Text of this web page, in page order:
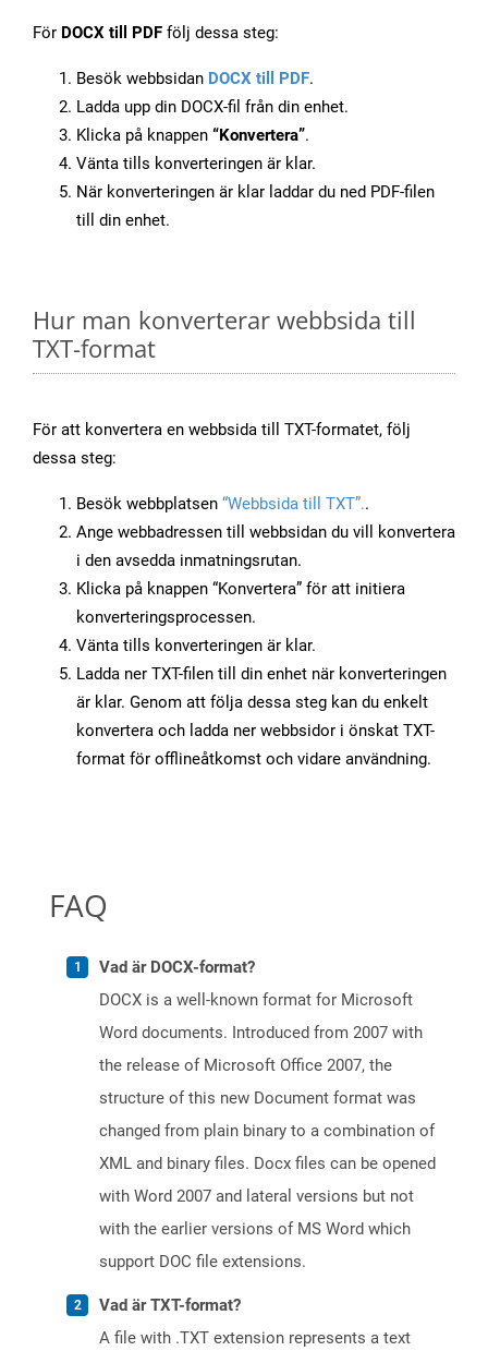
För DOCX till PDF följ dessa steg:
Besök webbsidan DOCX till PDF.
Ladda upp din DOCX-fil från din enhet.
Klicka på knappen “Konvertera”.
Vänta tills konverteringen är klar.
När konverteringen är klar laddar du ned PDF-filen
till din enhet.
Hur man konverterar webbsida till
TXT-format
För att konvertera en webbsida till TXT-formatet, följ
dessa steg:
Besök webbplatsen “Webbsida till TXT”..
Ange webbadressen till webbsidan du vill konvertera
i den avsedda inmatningsrutan.
Klicka på knappen “Konvertera” för att initiera
konverteringsprocessen.
Vänta tills konverteringen är klar.
Ladda ner TXT-filen till din enhet när konverteringen
är klar. Genom att följa dessa steg kan du enkelt
konvertera och ladda ner webbsidor i önskat TXT-
format för offlineåtkomst och vidare användning.
FAQ
Vad är DOCX-format?
DOCX is a well-known format for Microsoft
Word documents. Introduced from 2007 with
the release of Microsoft Office 2007, the
structure of this new Document format was
changed from plain binary to a combination of
XML and binary files. Docx files can be opened
with Word 2007 and lateral versions but not
with the earlier versions of MS Word which
support DOC file extensions.
Vad är TXT-format?
A file with .TXT extension represents a text